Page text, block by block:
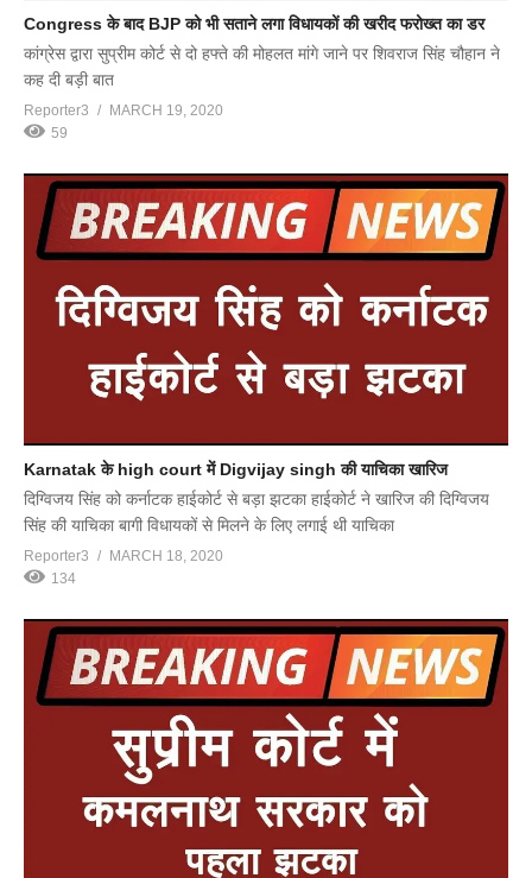
Congress के बाद BJP को भी सताने लगा विधायकों की खरीद फरोख्त का डर
कांग्रेस द्वारा सुप्रीम कोर्ट से दो हफ्ते की मोहलत मांगे जाने पर शिवराज सिंह चौहान ने
कह दी बड़ी बात
Reporter3
MARCH 19, 2020
59
Karnatak के high court में Digvijay singh की याचिका खारिज
दिग्विजय सिंह को कर्नाटक हाईकोर्ट से बड़ा झटका हाईकोर्ट ने खारिज की दिग्विजय
सिंह की याचिका बागी विधायकों से मिलने के लिए लगाई थी याचिका
Reporter3
MARCH 18, 2020
134